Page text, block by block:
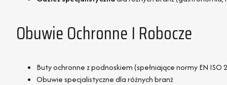
Obuwie Ochronne I Robocze
Buty ochronne z podnoskiem (spełniające normy EN ISO
Obuwie specjalistyczne dla różnych branż